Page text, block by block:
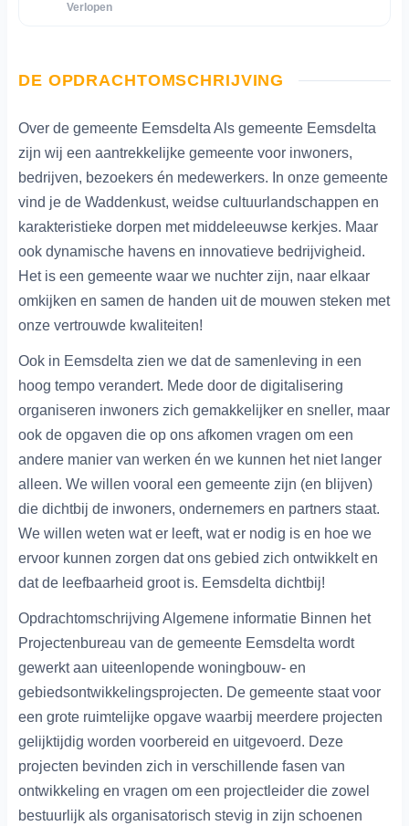
Verlopen
DE OPDRACHTOMSCHRIJVING
Over de gemeente Eemsdelta Als gemeente Eemsdelta
zijn wij een aantrekkelijke gemeente voor inwoners,
bedrijven, bezoekers én medewerkers. In onze gemeente
vind je de Waddenkust, weidse cultuurlandschappen en
karakteristieke dorpen met middeleeuwse kerkjes. Maar
ook dynamische havens en innovatieve bedrijvigheid.
Het is een gemeente waar we nuchter zijn, naar elkaar
omkijken en samen de handen uit de mouwen steken met
onze vertrouwde kwaliteiten!
Ook in Eemsdelta zien we dat de samenleving in een
hoog tempo verandert. Mede door de digitalisering
organiseren inwoners zich gemakkelijker en sneller, maar
ook de opgaven die op ons afkomen vragen om een
andere manier van werken én we kunnen het niet langer
alleen. We willen vooral een gemeente zijn (en blijven)
die dichtbij de inwoners, ondernemers en partners staat.
We willen weten wat er leeft, wat er nodig is en hoe we
ervoor kunnen zorgen dat ons gebied zich ontwikkelt en
dat de leefbaarheid groot is. Eemsdelta dichtbij!
Opdrachtomschrijving Algemene informatie Binnen het
Projectenbureau van de gemeente Eemsdelta wordt
gewerkt aan uiteenlopende woningbouw- en
gebiedsontwikkelingsprojecten. De gemeente staat voor
een grote ruimtelijke opgave waarbij meerdere projecten
gelijktijdig worden voorbereid en uitgevoerd. Deze
projecten bevinden zich in verschillende fasen van
ontwikkeling en vragen om een projectleider die zowel
bestuurlijk als organisatorisch stevig in zijn schoenen